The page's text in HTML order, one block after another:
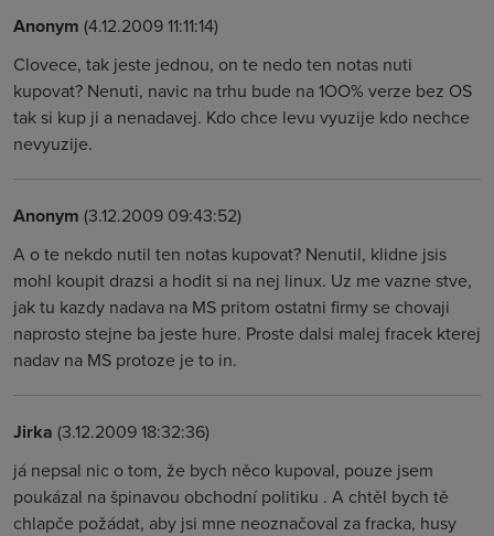
Anonym (4.12.2009 11:11:14)
Clovece, tak jeste jednou, on te nedo ten notas nuti
kupovat? Nenuti, navic na trhu bude na 1OO% verze bez OS
tak si kup ji a nenadavej. Kdo chce levu vyuzije kdo nechce
nevyuzije.
Anonym (3.12.2009 09:43:52)
A o te nekdo nutil ten notas kupovat? Nenutil, klidne jsis
mohl koupit drazsi a hodit si na nej linux. Uz me vazne stve,
jak tu kazdy nadava na MS pritom ostatni firmy se chovaji
naprosto stejne ba jeste hure. Proste dalsi malej fracek kterej
nadav na MS protoze je to in.
Jirka (3.12.2009 18:32:36)
já nepsal nic o tom, že bych něco kupoval, pouze jsem
poukázal na špinavou obchodní politiku . A chtěl bych tě
chlapče požádat, aby jsi mne neoznačoval za fracka, husy